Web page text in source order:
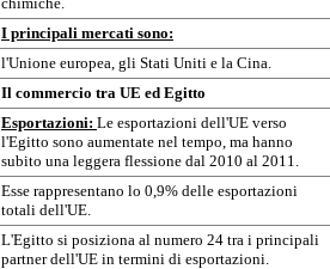
I principali mercati sono:
l'Unione europea, gli Stati Uniti e la Cina.
Il commercio tra UE ed Egitto
Esportazioni: Le esportazioni dell'UE verso
l'Egitto sono aumentate nel tempo, ma hanno
subito una leggera flessione dal 2010 al 2011.
Esse rappresentano lo 0,9% delle esportazioni
totali dell'UE.
L'Egitto si posiziona al numero 24 tra i principali
partner dell'UE in termini di esportazioni.